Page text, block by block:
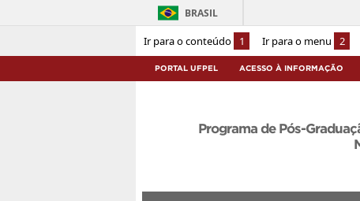
Ir para o conteúdo 1 Ir para o menu 2
BRASIL
PORTAL UFPEL ACESSO À INFORMAÇÃO
Programa de Pós-